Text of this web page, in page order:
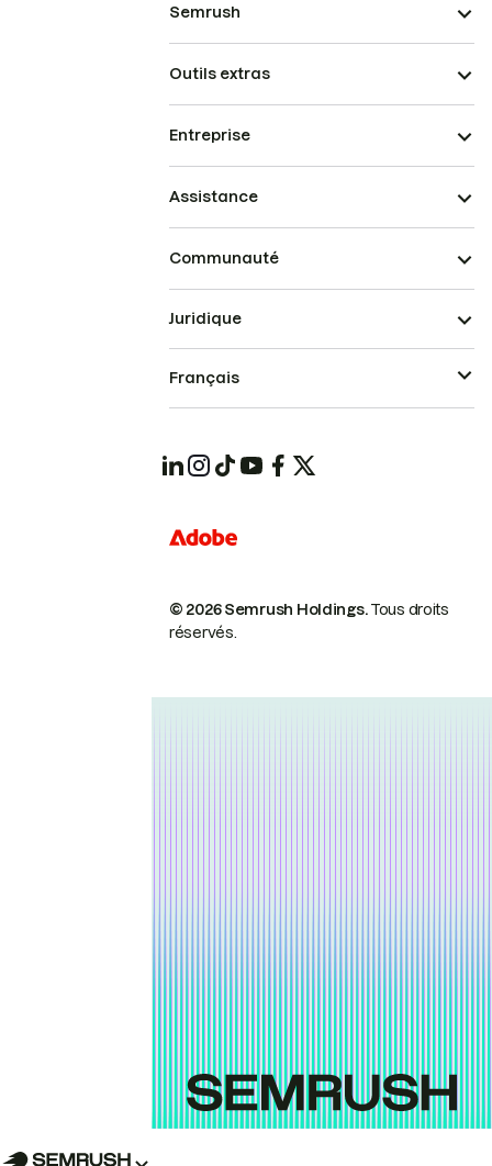
Semrush
Outils extras
Entreprise
Assistance
Communauté
© 2026 Semrush Holdings.Tous droits
réservés.
Juridique
Français